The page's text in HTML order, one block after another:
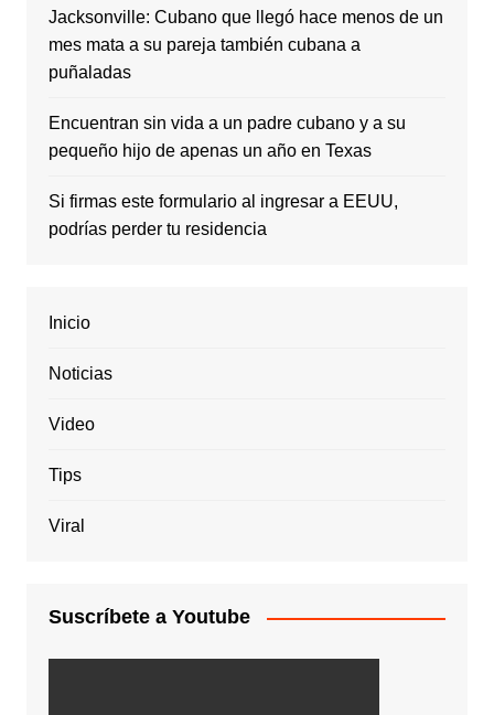
Jacksonville: Cubano que llegó hace menos de un
mes mata a su pareja también cubana a
puñaladas
Encuentran sin vida a un padre cubano y a su
pequeño hijo de apenas un año en Texas
Si firmas este formulario al ingresar a EEUU,
podrías perder tu residencia
Inicio
Noticias
Video
Tips
Viral
Suscríbete a Youtube